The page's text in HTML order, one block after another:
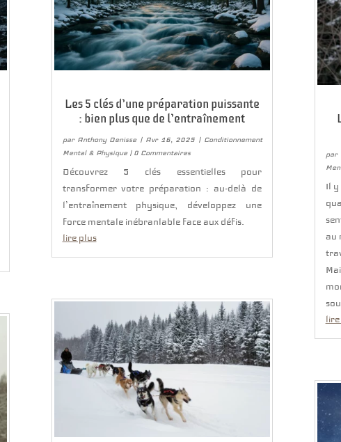
Les 5 clés d’une préparation puissante
: bien plus que de l’entraînement
par Anthony Denisse| Avr 16, 2025 | Conditionnement
Mental & Physique| 0 Commentaires
Découvrez 5 clés essentielles pour
transformer votre préparation : au-delà de
l’entraînement physique, développez une
force mentale inébranlable face aux défis.
lire plus
par
Il y
au